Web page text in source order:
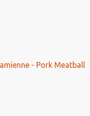
- Pork Meatball